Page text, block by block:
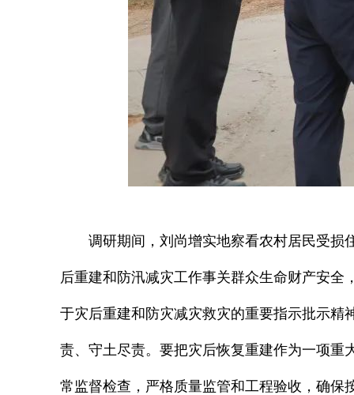
调研期间，刘尚增实地察看农村居民受损
后重建和防汛减灾工作事关群众生命财产安
于灾后重建和防灾减灾救灾的重要指示批示精
责、守土尽责。要把灾后恢复重建作为一项重
常监督检查，严格质量监管和工程验收，确保